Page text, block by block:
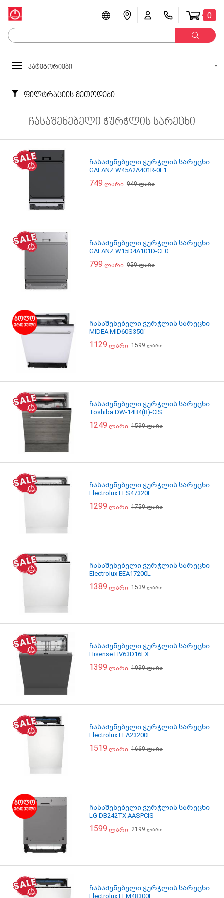
0
კატეგორიები
ფილტრაციის მეთოდები
ჩასაშენებელი ჭურჭლის სარეცხი
ჩასაშენებელი ჭურჭლის სარეცხი
GALANZ W45A2A401R-0E1
749 ლარი 949ლარი
ჩასაშენებელი ჭურჭლის სარეცხი
GALANZ W15D4A101D-CE0
799 ლარი 959ლარი
ჩასაშენებელი ჭურჭლის სარეცხი
MIDEA MID60S350i
1129 ლარი 1599ლარი
ჩასაშენებელი ჭურჭლის სარეცხი
Toshiba DW-14B4(B)-CIS
1249 ლარი 1599ლარი
ჩასაშენებელი ჭურჭლის სარეცხი
Electrolux EES47320L
1299 ლარი 1759ლარი
ჩასაშენებელი ჭურჭლის სარეცხი
Electrolux EEA17200L
1389 ლარი 1539ლარი
ჩასაშენებელი ჭურჭლის სარეცხი
Hisense HV63D16EX
1399 ლარი 1999ლარი
ჩასაშენებელი ჭურჭლის სარეცხი
Electrolux EEA23200L
1519 ლარი 1669ლარი
ჩასაშენებელი ჭურჭლის სარეცხი
LG DB242TX.AASPCIS
1599 ლარი 2199ლარი
ჩასაშენებელი ჭურჭლის სარეცხი
Electrolux EEM48300L